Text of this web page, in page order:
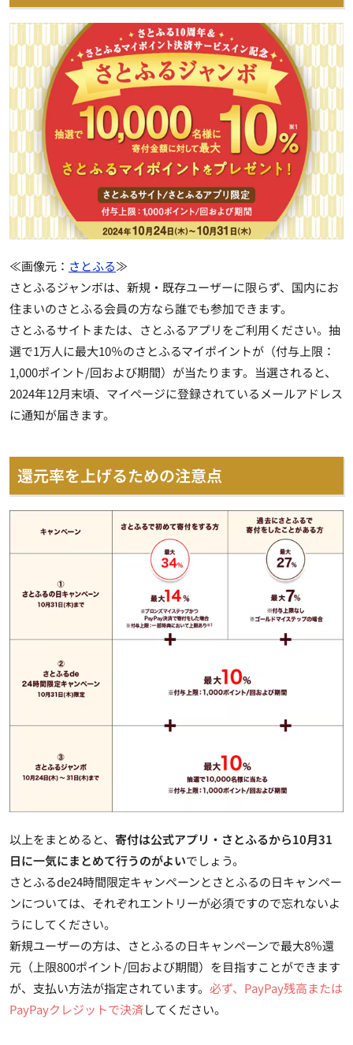
≪画像元： さとふる≫
さとふるジャンボは、新規・既存ユーザーに限らず、国内にお
住まいのさとふる会員の方なら誰でも参加できます。
さとふるサイトまたは、さとふるアプリをご利用ください。 抽
選で1万人に最大10％のさとふるマイポイントが（付与上限：
1,000ポイント/回および期間）が当たります。当選されると、
2024年12月末頃、マイページに登録されているメールアドレス
に通知が届きます。
還元率を上げるための注意点
以上をまとめると、 寄付は公式アプリ・さとふるから10月31
日に一気にまとめて行うのがよいでしょう。
さとふるde24時間限定キャンペーンとさとふるの日キャンペー
ンについては、それぞれエントリーが必須ですので忘れないよ
うにしてください。
新規ユーザーの方は、さとふるの日キャンペーンで最大8％還
元（上限800ポイント/回および期間）を目指すことができます
が、支払い方法が指定されています。 必ず、PayPay残高または
PayPayクレジットで決済してください。